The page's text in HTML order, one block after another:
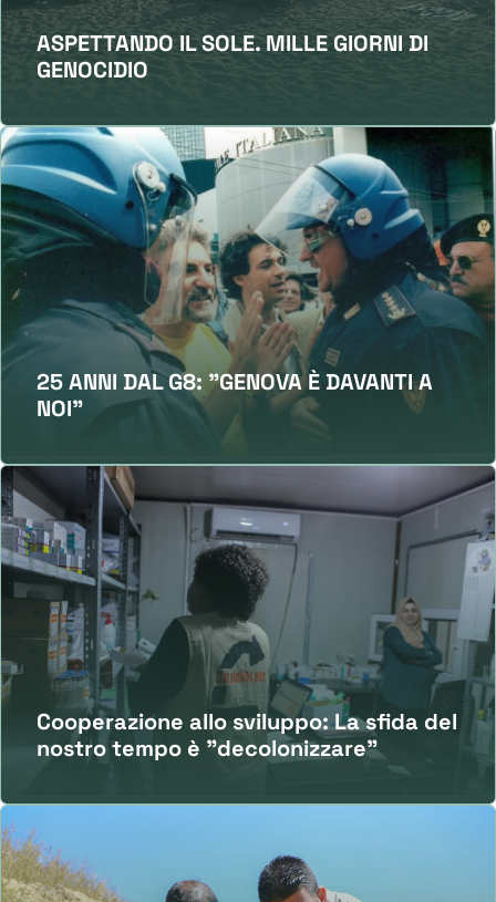
ASPETTANDO IL SOLE. MILLE GIORNI DI
GENOCIDIO
25 ANNI DAL G8: "GENOVA È DAVANTI A
NOI"
Cooperazione allo sviluppo: La sfida del
nostro tempo è "decolonizzare"